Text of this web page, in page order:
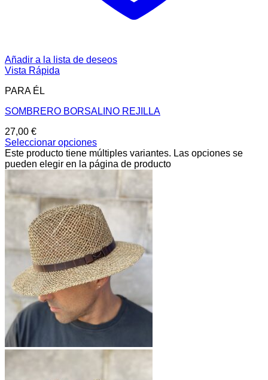
Añadir a la lista de deseos
Vista Rápida
PARA ÉL
SOMBRERO BORSALINO REJILLA
27,00 €
Seleccionar opciones
Este producto tiene múltiples variantes. Las opciones se
pueden elegir en la página de producto